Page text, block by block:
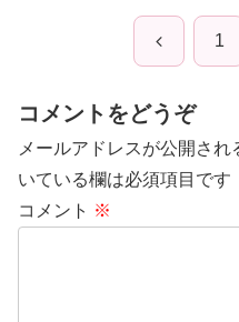
前 1
コメントをどうぞ
メールアドレスが公開され
いている欄は必須項目です
コメント ※